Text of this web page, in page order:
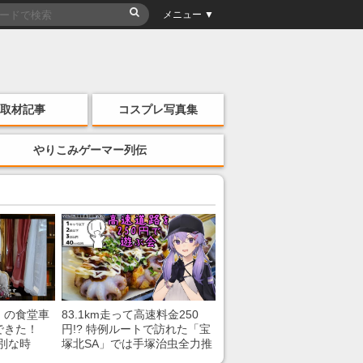
メニュー ▼
取材記事 コスプレ写真集
やりこみゲーマー列伝
の食堂車
た！
な時
83.1km走って高速料金250
円!? 特例ルートで訪れた「宝
塚北SA」では手塚治虫全力推